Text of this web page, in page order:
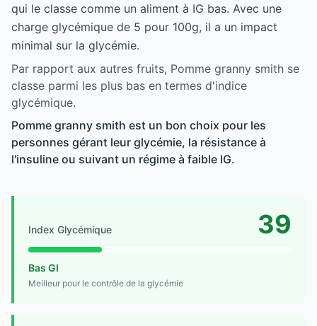
qui le classe comme un aliment à IG bas. Avec une
charge glycémique de 5 pour 100g, il a un impact
minimal sur la glycémie.
Par rapport aux autres fruits, Pomme granny smith se
classe parmi les plus bas en termes d'indice
glycémique.
Pomme granny smith est un bon choix pour les
personnes gérant leur glycémie, la résistance à
l'insuline ou suivant un régime à faible IG.
Index Glycémique 39
Bas GI
Meilleur pour le contrôle de la glycémie